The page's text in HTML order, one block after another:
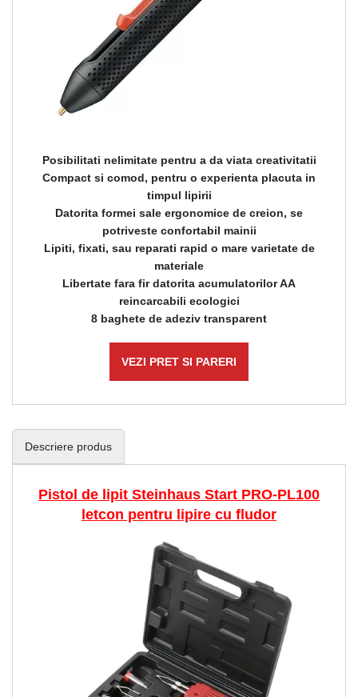
Posibilitati nelimitate pentru a da viata creativitatii
Compact si comod, pentru o experienta placuta in
timpul lipirii
Datorita formei sale ergonomice de creion, se
potriveste confortabil mainii
Lipiti, fixati, sau reparati rapid o mare varietate de
materiale
Libertate fara fir datorita acumulatorilor AA
reincarcabili ecologici
8 baghete de adeziv transparent
VEZI PRET SI PARERI
Descriere produs
Pistol de lipit Steinhaus Start PRO-PL100
letcon pentru lipire cu fludor